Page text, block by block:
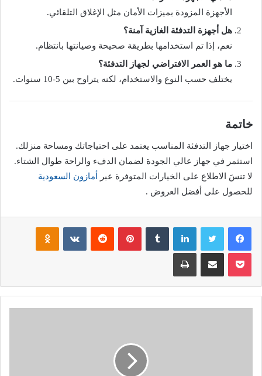
الأجهزة المزودة بميزات الأمان مثل الإغلاق التلقائي.
هل أجهزة التدفئة الغازية آمنة؟
نعم، إذا تم استخدامها بطريقة صحيحة وصيانتها بانتظام.
ما هو العمر الافتراضي لجهاز التدفئة؟
يختلف حسب النوع والاستخدام، لكنه يتراوح بين 5-10 سنوات.
خاتمة
اختيار جهاز التدفئة المناسب يعتمد على احتياجاتك ومساحة منزلك.
استثمر في جهاز عالي الجودة لضمان الدفء والراحة طوال الشتاء.
لا تنسَ الاطلاع على الخيارات المتوفرة عبر
أمازون السعودية
للحصول على أفضل العروض .
فيسبوك تويتر لينكدإن بينتيريست
بوكيت مشاركة عبر البريد طباعة